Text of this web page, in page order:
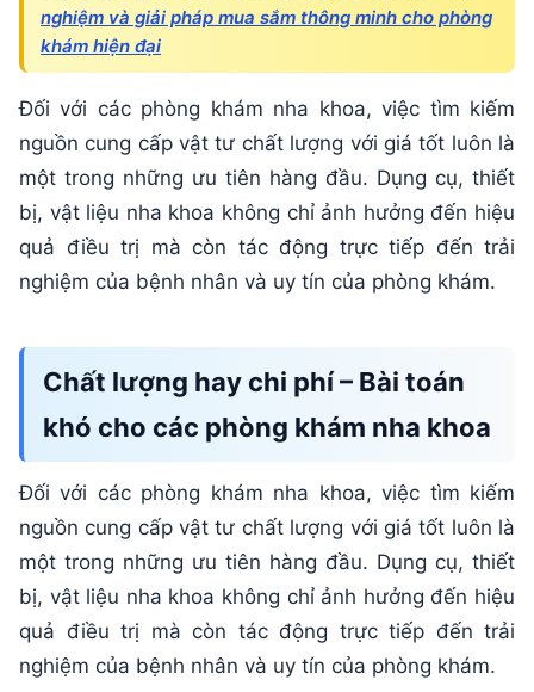
nghiệm và giải pháp mua sắm thông minh cho phòng
khám hiện đại
Đối với các phòng khám nha khoa, việc tìm kiếm
nguồn cung cấp vật tư chất lượng với giá tốt luôn là
một trong những ưu tiên hàng đầu. Dụng cụ, thiết
bị, vật liệu nha khoa không chỉ ảnh hưởng đến hiệu
quả điều trị mà còn tác động trực tiếp đến trải
nghiệm của bệnh nhân và uy tín của phòng khám.
Chất lượng hay chi phí – Bài toán
khó cho các phòng khám nha khoa
Đối với các phòng khám nha khoa, việc tìm kiếm
nguồn cung cấp vật tư chất lượng với giá tốt luôn là
một trong những ưu tiên hàng đầu. Dụng cụ, thiết
bị, vật liệu nha khoa không chỉ ảnh hưởng đến hiệu
quả điều trị mà còn tác động trực tiếp đến trải
nghiệm của bệnh nhân và uy tín của phòng khám.